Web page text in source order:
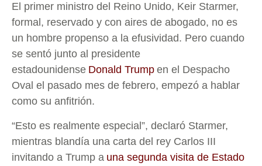
El primer ministro del Reino Unido, Keir Starmer,
formal, reservado y con aires de abogado, no es
un hombre propenso a la efusividad. Pero cuando
se sentó junto al presidente
estadounidense Donald Trump en el Despacho
Oval el pasado mes de febrero, empezó a hablar
como su anfitrión.
“Esto es realmente especial”, declaró Starmer,
mientras blandía una carta del rey Carlos III
invitando a Trump a una segunda visita de Estado